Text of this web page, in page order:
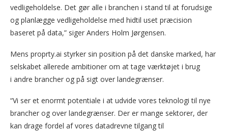
vedligeholdelse. Det gør alle i branchen i stand til at forudsige
og planlægge vedligeholdelse med hidtil uset præcision
baseret på data,” siger Anders Holm Jørgensen.
Mens proprty.ai styrker sin position på det danske marked, har
selskabet allerede ambitioner om at tage værktøjet i brug
i andre brancher og på sigt over landegrænser.
“Vi ser et enormt potentiale i at udvide vores teknologi til nye
brancher og over landegrænser. Der er mange sektorer, der
kan drage fordel af vores datadrevne tilgang til